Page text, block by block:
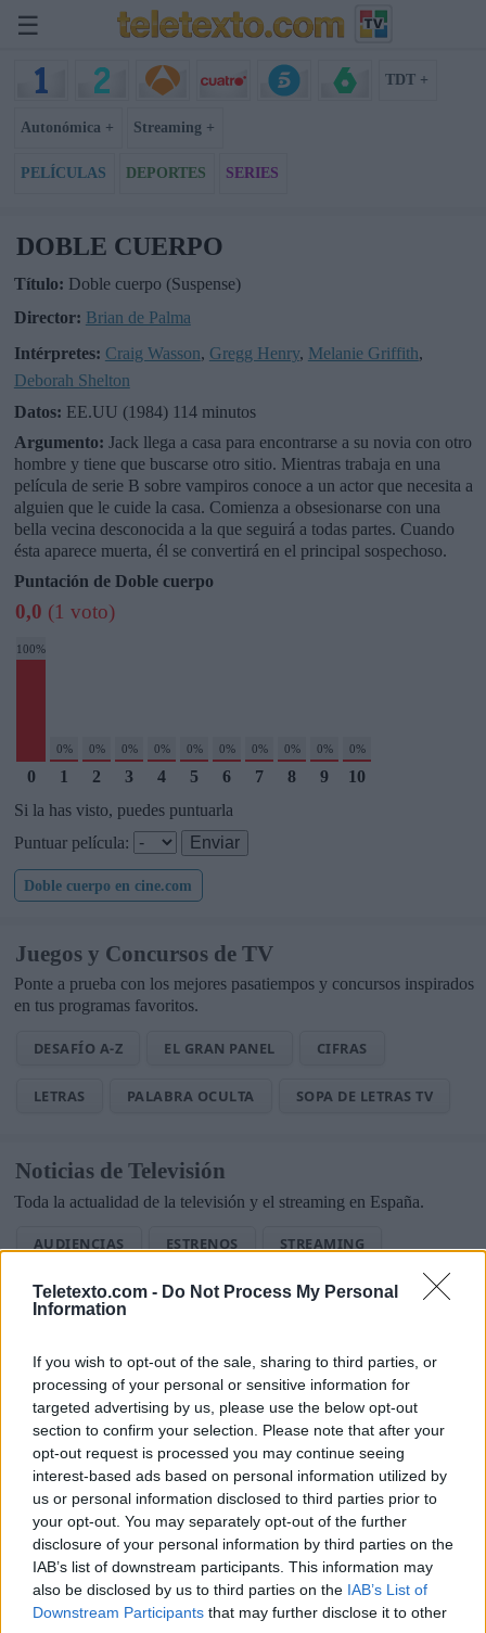
Teletexto.com - Do Not Process My Personal
Information
If you wish to opt-out of the sale, sharing to third parties, or
processing of your personal or sensitive information for
targeted advertising by us, please use the below opt-out
section to confirm your selection. Please note that after your
opt-out request is processed you may continue seeing
interest-based ads based on personal information utilized by
us or personal information disclosed to third parties prior to
your opt-out. You may separately opt-out of the further
disclosure of your personal information by third parties on the
IAB’s list of downstream participants. This information may
also be disclosed by us to third parties on the IAB’s List of
Downstream Participants that may further disclose it to other
☰
TDT +
Autonómica + Streaming +
PELÍCULAS DEPORTES SERIES
DOBLE CUERPO
Título: Doble cuerpo (Suspense)
Director: Brian de Palma
Intérpretes: Craig Wasson, Gregg Henry, Melanie Griffith,
Deborah Shelton
Datos: EE.UU (1984) 114 minutos
Argumento: Jack llega a casa para encontrarse a su novia con otro
hombre y tiene que buscarse otro sitio. Mientras trabaja en una
película de serie B sobre vampiros conoce a un actor que necesita a
alguien que le cuide la casa. Comienza a obsesionarse con una
bella vecina desconocida a la que seguirá a todas partes. Cuando
ésta aparece muerta, él se convertirá en el principal sospechoso.
Puntación de Doble cuerpo
0,0 (1 voto)
100%
0% 0% 0% 0% 0% 0% 0% 0% 0% 0%
0 1 2 3 4 5 6 7 8 9
10
Si la has visto, puedes puntuarla
Puntuar película:
Doble cuerpo en cine.com
Juegos y Concursos de TV
Ponte a prueba con los mejores pasatiempos y concursos inspirados
en tus programas favoritos.
DESAFÍO A-Z EL GRAN PANEL CIFRAS
LETRAS PALABRA OCULTA SOPA DE LETRAS TV
Noticias de Televisión
Toda la actualidad de la televisión y el streaming en España.
AUDIENCIAS ESTRENOS STREAMING
GENTE TV CONCURSOS REALITIES
Ver perfil
@teletextopuntocom Ver perfil